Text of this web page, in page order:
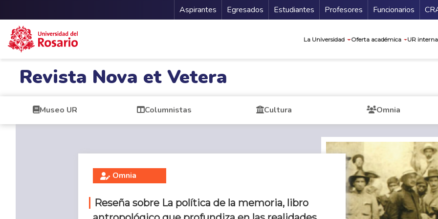
Menu Secundario
Aspirantes Egresados Estudiantes Profesores Funcionarios
La Universidad Oferta académica UR
Revista Nova et Vetera
Museo UR Columnistas Cultura Omnia
Omnia
Reseña sobre La política de la memoria, libro